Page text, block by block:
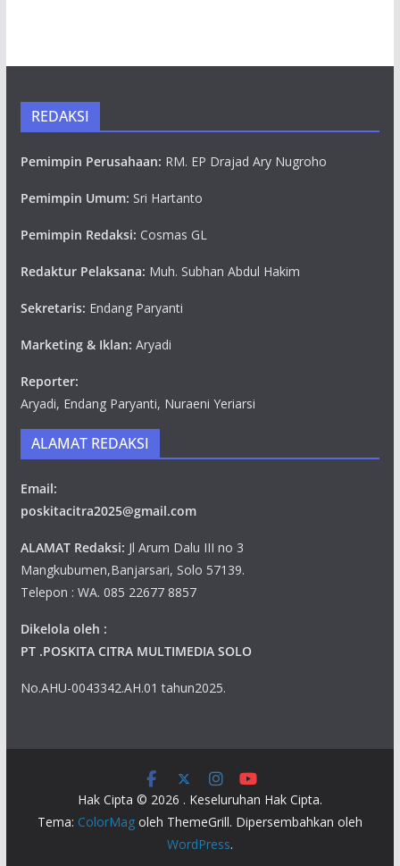
REDAKSI
Pemimpin Perusahaan: RM. EP Drajad Ary Nugroho
Pemimpin Umum: Sri Hartanto
Pemimpin Redaksi: Cosmas GL
Redaktur Pelaksana: Muh. Subhan Abdul Hakim
Sekretaris: Endang Paryanti
Marketing & Iklan: Aryadi
Reporter:
Aryadi, Endang Paryanti, Nuraeni Yeriarsi
ALAMAT REDAKSI
Email:
poskitacitra2025@gmail.com
ALAMAT Redaksi: Jl Arum Dalu III no 3
Mangkubumen,Banjarsari, Solo 57139.
Telepon : WA. 085 22677 8857
Dikelola oleh :
PT .POSKITA CITRA MULTIMEDIA SOLO
No.AHU-0043342.AH.01 tahun2025.
Hak Cipta © 2026 . Keseluruhan Hak Cipta.
Tema: ColorMagoleh ThemeGrill. Dipersembahkan oleh
WordPress.